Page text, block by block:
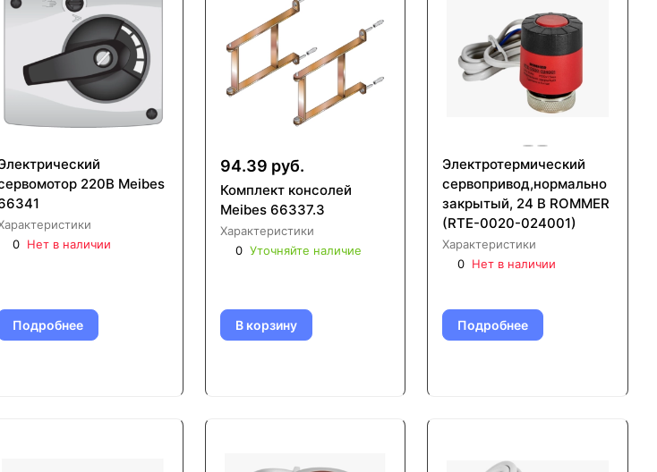
220В Meibes
0 Нет в наличии
Подробнее
94.39 руб.
Комплект консолей
Meibes 66337.3
Характеристики
0 Уточняйте наличие
В корзину
Электротермический
сервопривод,нормально
закрытый, 24 В ROMMER
(RTE-0020-024001)
Характеристики
0 Нет в наличии
Подробнее